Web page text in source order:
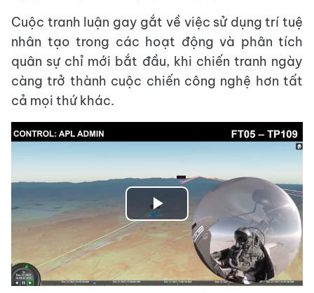
Cuộc tranh luận gay gắt về việc sử dụng trí tuệ
nhân tạo trong các hoạt động và phân tích
quân sự chỉ mới bắt đầu, khi chiến tranh ngày
càng trở thành cuộc chiến công nghệ hơn tất
cả mọi thứ khác.
Play
Video